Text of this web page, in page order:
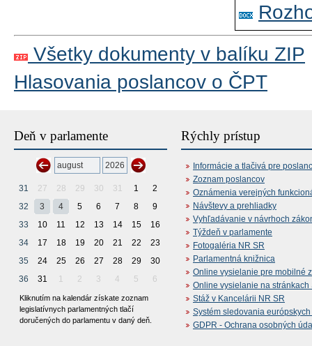
Všetky dokumenty v balíku ZIP
Hlasovania poslancov o ČPT
Deň v parlamente
31 27 28 29 30 31 1
2
32
3 4 5 6 7 8
9
33
10 11 12 13 14 15
16
34
17 18 19 20 21 22
23
35
24 25 26 27 28 29
30
36
31 1 2 3 4 5 6
Kliknutím na kalendár získate zoznam
legislatívnych parlamentných tlačí
doručených do parlamentu v daný deň.
Rýchly prístup
Informácie a tlačivá pre
Zoznam poslancov
Oznámenia verejných
Návštevy a prehliadky
Vyhľadávanie v návrhoch
Týždeň v parlamente
Fotogaléria NR SR
Parlamentná knižnica
Online vysielanie pre mobilné
Online vysielanie na stránkach
Stáž v Kancelárii NR SR
Systém sledovania
GDPR - Ochrana osobných